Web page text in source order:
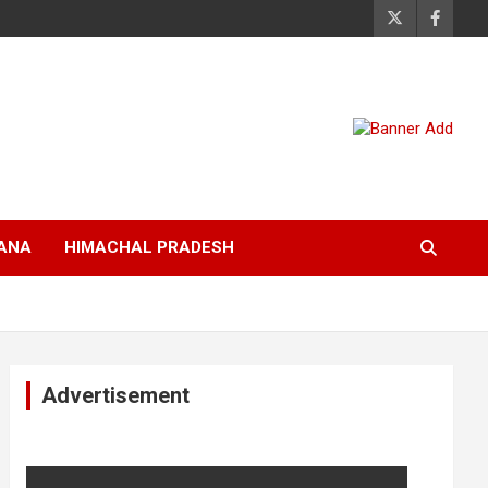
HIMACHAL PRADESH
Advertisement